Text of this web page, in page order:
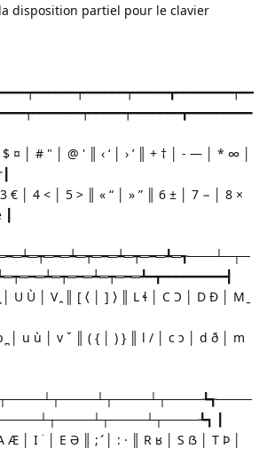
disposition partiel pour le clavier
¤ │ # " │ @ ' ║ ‹ ‘ │ › ’ ║ + † │ - — │ * ∞ │
€ │ 4 < │ 5 > ║ « “ │ » ” ║ 6 ± │ 7 − │ 8 ×
U Ù │ V ̭ ║ [ ⟨ │ ] ⟩ ║ L ɬ │ C Ɔ │ D Ð │ M
│ u ù │ v ˇ ║ ( { │ ) } ║ l / │ c ɔ │ d ð │ m
┃
│ I ˙ │ E Ə ║ ; ̛ │ : · ║ R ʁ │ S ẞ │ T Þ │